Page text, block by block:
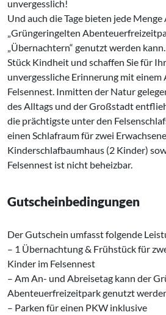
unvergesslich!
Und auch die Tage bieten jede
„Grüngeringelten
„Übernachtern“ genutzt werden
Stück Kindheit und schaffen Sie für
unvergessliche Erinnerung mit
Felsennest. Inmitten der Natur
des Alltags und der Großstadt
die prächtigste unter den
einen Schlafraum für zwei
Kinderschlafbaumhaus (2 Kinder)
Felsennest ist nicht beheizbar.
Gutscheinbedingungen
Der Gutschein umfasst folgende
– 1 Übernachtung & Frühstück für
Kinder im Felsennest
– Am An- und Abreisetag kann der
Abenteuerfreizeitpark genutzt
– Parken für einen PKW inklusive